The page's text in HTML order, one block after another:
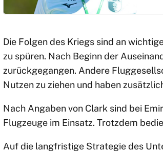
Die Folgen des Kriegs sind an
zu spüren. Nach Beginn der
zurückgegangen. Andere
Nutzen zu ziehen und haben
Nach Angaben von Clark sind bei
Flugzeuge im Einsatz. Trotzdem
Auf die langfristige Strategie des